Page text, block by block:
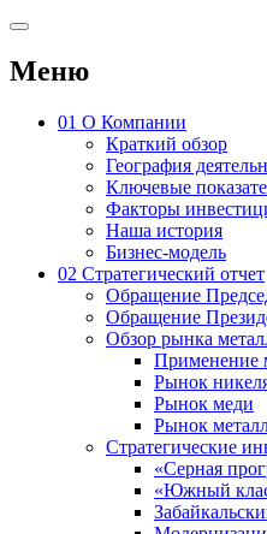
Меню
01 О Компании
Краткий обзор
География
Ключевые
Факторы
Наша история
Бизнес-модель
02 Стратегический отчет
Обращение
Обращение
Обзор рынка
Применение
Рынок
Рынок меди
Рынок
Стратегические
«Серная
«Южный